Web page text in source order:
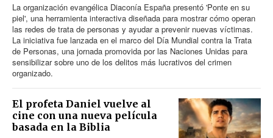
La organización evangélica Diaconía España presentó 'Ponte en su
piel', una herramienta interactiva diseñada para mostrar cómo operan
las redes de trata de personas y ayudar a prevenir nuevas víctimas.
La iniciativa fue lanzada en el marco del Día Mundial contra la Trata
de Personas, una jornada promovida por las Naciones Unidas para
sensibilizar sobre uno de los delitos más lucrativos del crimen
organizado.
El profeta Daniel vuelve al
cine con una nueva película
basada en la Biblia